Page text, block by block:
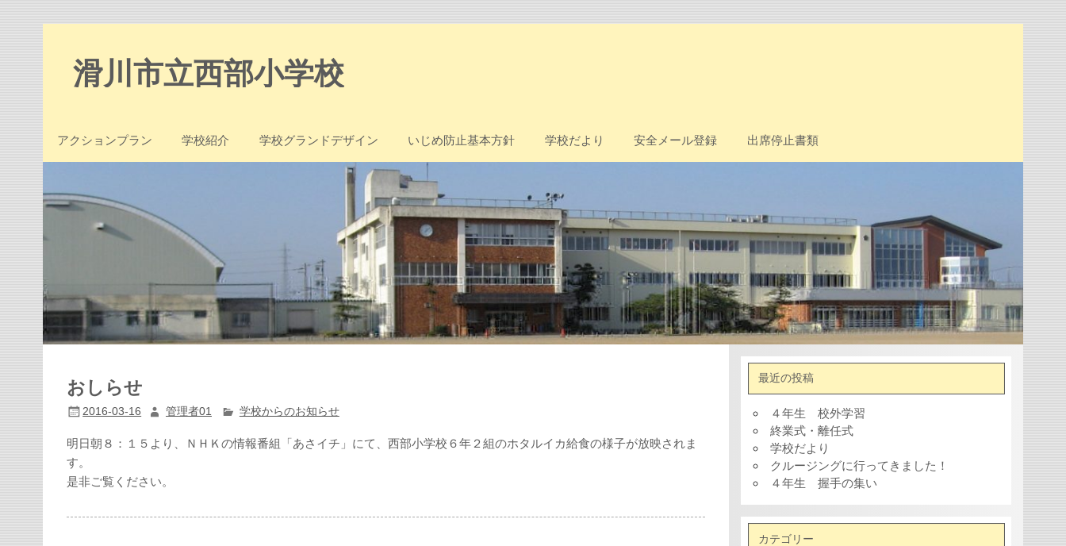
滑川市立西部小学校
アクションプラン 学校紹介 学校グランドデザイン いじめ防止基本方針 学校だより 安全メール登録 出席停止書類
おしらせ
2016-03-16 管理者01 学校からのお知らせ
明日朝８：１５より、ＮＨＫの情報番組「あさイチ」にて、西部小学校６年２組のホタルイカ給食の様子が放映されま
す。
是非ご覧ください。
最近の投稿
４年生 校外学習
終業式・離任式
学校だより
クルージングに行ってきました！
４年生 握手の集い
カテゴリー